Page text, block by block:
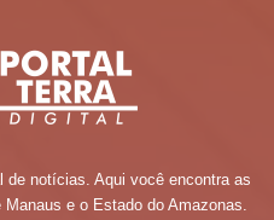
de notícias. Aqui você encontra as
e o Estado do Amazonas.